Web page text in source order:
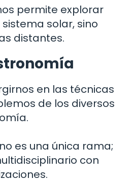
permite explorar
solar, sino
distantes.
en las técnicas
de los diversos
es una única rama;
con